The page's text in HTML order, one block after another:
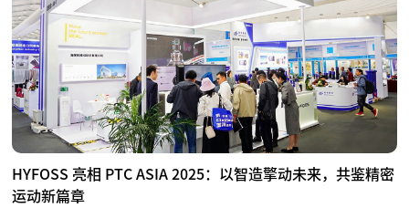
HYFOSS 亮相 PTC ASIA 2025：以智造擎动未来，共鉴精密
运动新篇章